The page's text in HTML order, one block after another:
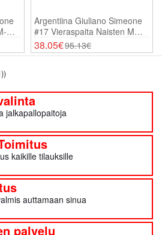
Argentiina Giuliano Simeone
#17 Vieraspaita Naisten MM-
Kisat 2026 Lyhythihainen
38.05€95.13€
jalkapallopaitoja
kaikille tilauksille
auttamaan sinua
palvelu